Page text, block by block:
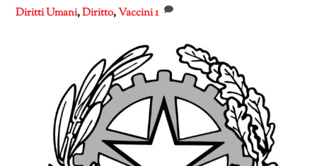
Diritti Umani,Diritto,Vaccini1